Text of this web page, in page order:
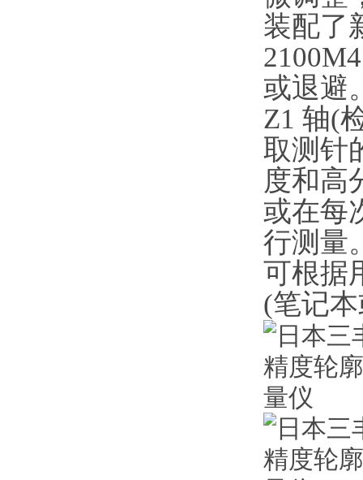
装配了
或退避
Z1 轴(
取测针
度和高
或在每
行测量
可根据
(笔记